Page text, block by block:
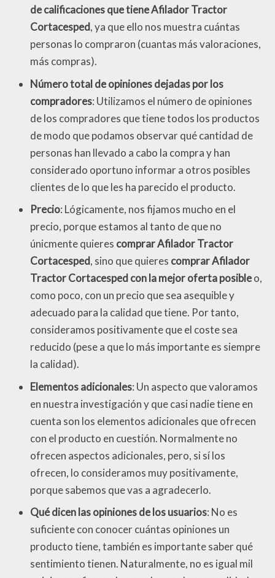
de calificaciones que tiene Afilador Tractor
Cortacesped, ya que ello nos muestra cuántas
personas lo compraron (cuantas más valoraciones,
más compras).
Número total de opiniones dejadas por los
compradores: Utilizamos el número de opiniones
de los compradores que tiene todos los productos
de modo que podamos observar qué cantidad de
personas han llevado a cabo la compra y han
considerado oportuno informar a otros posibles
clientes de lo que les ha parecido el producto.
Precio: Lógicamente, nos fijamos mucho en el
precio, porque estamos al tanto de que no
únicmente quieres comprar Afilador Tractor
Cortacesped, sino que quieres comprar Afilador
Tractor Cortacesped con la mejor oferta posibleo,
como poco, con un precio que sea asequible y
adecuado para la calidad que tiene. Por tanto,
consideramos positivamente que el coste sea
reducido (pese a que lo más importante es siempre
la calidad).
Elementos adicionales: Un aspecto que valoramos
en nuestra investigación y que casi nadie tiene en
cuenta son los elementos adicionales que ofrecen
con el producto en cuestión. Normalmente no
ofrecen aspectos adicionales, pero, si sí los
ofrecen, lo consideramos muy positivamente,
porque sabemos que vas a agradecerlo.
Qué dicen las opiniones de los usuarios: No es
suficiente con conocer cuántas opiniones un
producto tiene, también es importante saber qué
sentimiento tienen. Naturalmente, no es igual mil